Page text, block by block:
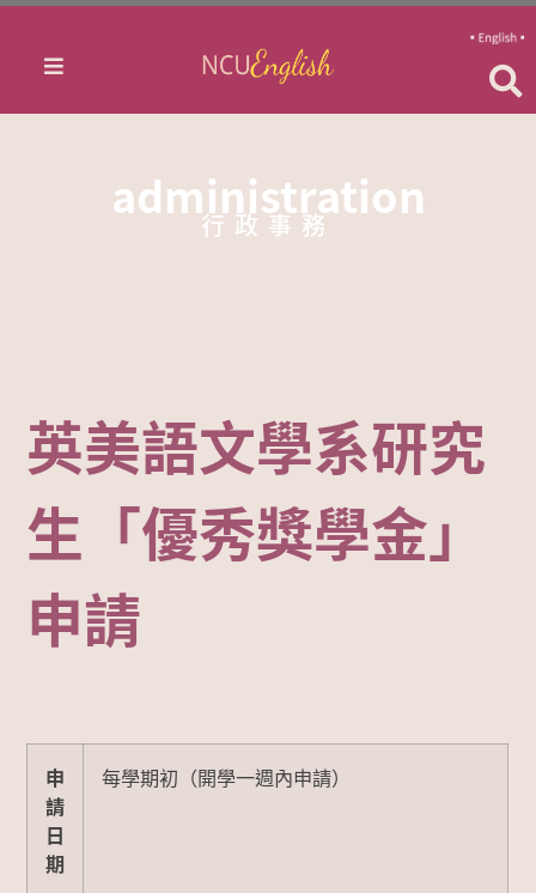
administration
行政事務
英美語文學系研究
生「優秀獎學金」
申請
申
請
日
期
每學期初（開學一週內申請）